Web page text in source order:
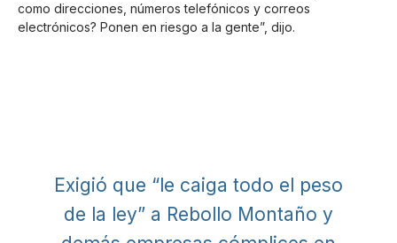
como direcciones, números telefónicos y correos
electrónicos? Ponen en riesgo a la gente”, dijo.
Exigió que “le caiga todo el peso
de la ley” a Rebollo Montaño y